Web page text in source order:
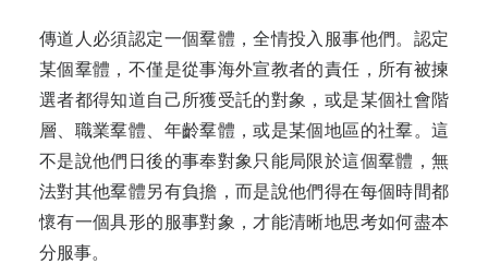
傳道人必須認定一個羣體，全情投入服事他們。認定
某個羣體，不僅是從事海外宣教者的責任，所有被揀
選者都得知道自己所獲受託的對象，或是某個社會階
層、職業羣體、年齡羣體，或是某個地區的社羣。這
不是說他們日後的事奉對象只能局限於這個羣體，無
法對其他羣體另有負擔，而是說他們得在每個時間都
懷有一個具形的服事對象，才能清晰地思考如何盡本
分服事。